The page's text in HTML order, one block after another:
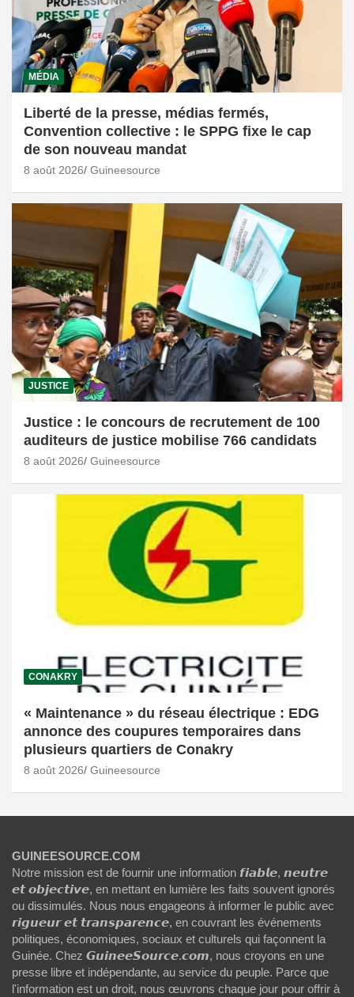
MÉDIA
Liberté de la presse, médias fermés,
Convention collective : le SPPG fixe le cap
de son nouveau mandat
8 août 2026 Guineesource
JUSTICE
Justice : le concours de recrutement de 100
auditeurs de justice mobilise 766 candidats
8 août 2026 Guineesource
CONAKRY
« Maintenance » du réseau électrique : EDG
annonce des coupures temporaires dans
plusieurs quartiers de Conakry
8 août 2026 Guineesource
GUINEESOURCE.COM
Notre mission est de fournir une information 𝙛𝙞𝙖𝙗𝙡𝙚, 𝙣𝙚𝙪𝙩𝙧𝙚
𝙚𝙩 𝙤𝙗𝙟𝙚𝙘𝙩𝙞𝙫𝙚, en mettant en lumière les faits souvent ignorés
ou dissimulés. Nous nous engageons à informer le public avec
𝙧𝙞𝙜𝙪𝙚𝙪𝙧 𝙚𝙩 𝙩𝙧𝙖𝙣𝙨𝙥𝙖𝙧𝙚𝙣𝙘𝙚, en couvrant les événements
politiques, économiques, sociaux et culturels qui façonnent la
Guinée. Chez 𝙂𝙪𝙞𝙣𝙚𝙚𝙎𝙤𝙪𝙧𝙘𝙚.𝙘𝙤𝙢, nous croyons en une
presse libre et indépendante, au service du peuple. Parce que
l'information est un droit, nous œuvrons chaque jour pour offrir à